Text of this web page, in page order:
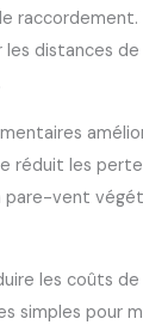
raccordement.
distances
réduit les
pare-vent
les coûts de
simples pour